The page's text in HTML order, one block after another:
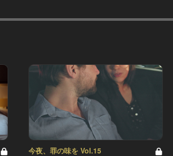
今夜、罪の味を Vol.15